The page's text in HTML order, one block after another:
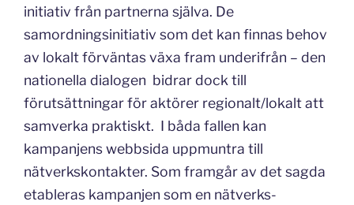
initiativ från partnerna själva. De
samordningsinitiativ som det kan finnas behov
av lokalt förväntas växa fram underifrån – den
nationella dialogen bidrar dock till
förutsättningar för aktörer regionalt/lokalt att
samverka praktiskt. I båda fallen kan
kampanjens webbsida uppmuntra till
nätverkskontakter. Som framgår av det sagda
etableras kampanjen som en nätverks-